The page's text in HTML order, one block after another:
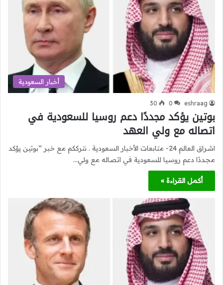
أخبار السعودية
eshraag
0
30
بوتين يؤكد مجددًا دعم روسيا للسعودية في
اتصاله مع ولي العهد
اشراق العالم 24- متابعات الأخبار السعودية . نترككم مع خبر “بوتين يؤكد
مجددًا دعم روسيا للسعودية في اتصاله مع ولي…
أكمل القراءة »